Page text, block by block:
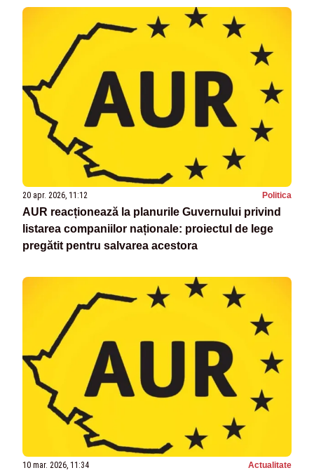
20 apr. 2026, 11:12 Politica
AUR reacționează la planurile Guvernului privind
listarea companiilor naționale: proiectul de lege
pregătit pentru salvarea acestora
10 mar. 2026, 11:34 Actualitate